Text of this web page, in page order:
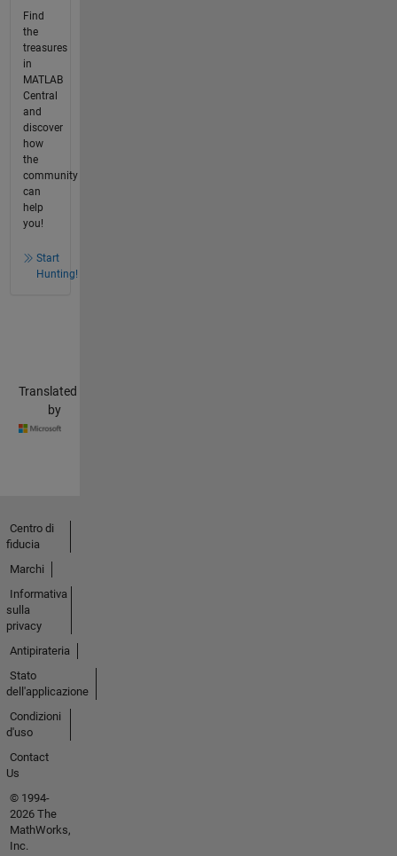
Find
the
treasures
in
MATLAB
Central
and
discover
how
the
community
can
help
you!
Start
Hunting!
Translated
by
Centro di
fiducia
Marchi
Informativa
sulla
privacy
Antipirateria
Stato
dell'applicazione
Condizioni
d'uso
Contact
Us
© 1994-
2026 The
MathWorks,
Inc.